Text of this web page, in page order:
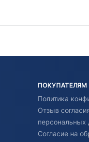
ПОКУПАТЕЛЯМ
Политика
Отзыв
персональных
Согласие на